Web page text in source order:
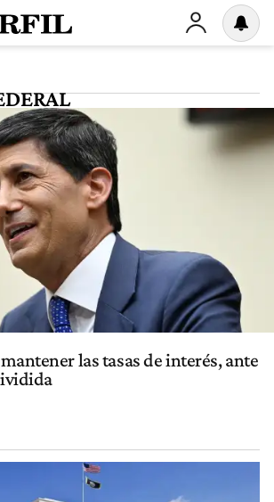
las tasas de interés, ante